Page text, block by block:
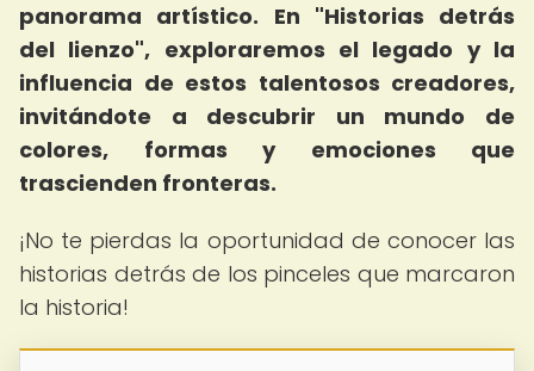
panorama artístico. En "Historias detrás
del lienzo", exploraremos el legado y la
influencia de estos talentosos creadores,
invitándote a descubrir un mundo de
colores, formas y emociones que
trascienden fronteras.
¡No te pierdas la oportunidad de conocer las
historias detrás de los pinceles que marcaron
la historia!